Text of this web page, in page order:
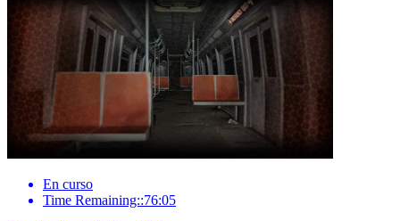
En curso
Time Remaining::76:05